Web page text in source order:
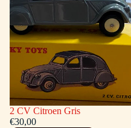
2 CV Citroen Gris
€30,00